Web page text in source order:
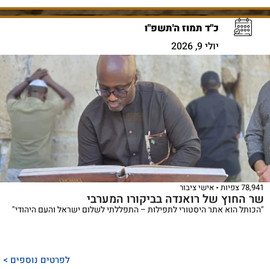
כ"ד תמוז ה'תשפ"ו
יולי 9, 2026
78,941 צפיות אישי ציבור
שר החוץ של רואנדה בביקורו המערבי
"הכותל הוא אתר היסטורי לתפילות – התפללתי לשלום ישראל והעם היהודי"
לפרטים נוספים >